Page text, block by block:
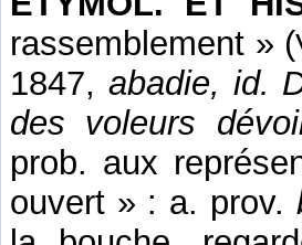
rassemblement » (
1847, abadie, id.
des voleurs
prob. aux
ouvert » : a. prov.